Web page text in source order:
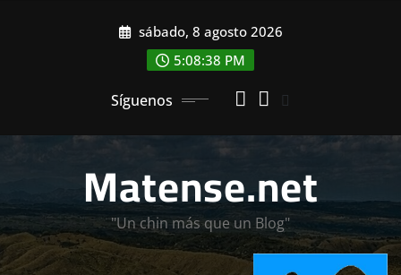
sábado, 8 agosto 2026
5:08:40 PM
Síguenos
Matense.net
"Un chin más que un Blog"